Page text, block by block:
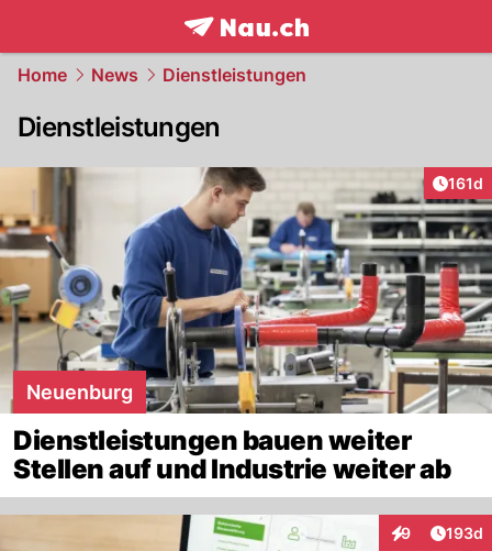
frontpage.NAU.ch
Home News Dienstleistungen
Dienstleistungen
161d
Neuenburg
Dienstleistungen bauen weiter
Stellen auf und Industrie weiter ab
9
Interaktionen
193d